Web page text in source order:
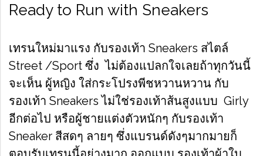
Ready to Run with Sneakers
เทรนใหม่มาแรง กับรองเท้า Sneakers สไตล์
Street /Sport ซึ่ง ไม่ต้องแปลกใจเลยถ้าทุกวันนี้
จะเห็น ผู้หญิง ใส่กระโปรงพีชหวานหวาน กับ
รองเท้า Sneakers ไม่ใช่รองเท้าส้นสูงแบบ Girly
อีกต่อไป หรือผู้ชายแต่งตัวหนักๆ กับรองเท้า
Sneaker สีสดๆ ลายๆ ซึ่งแบรนด์ดังๆมากมายก็